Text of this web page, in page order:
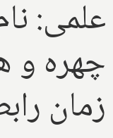
علمی:
چهره و
زمان